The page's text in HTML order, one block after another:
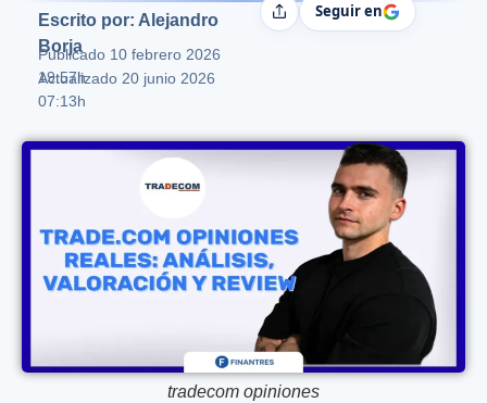
Escrito por: Alejandro
Borja
Publicado 10 febrero 2026
19:57h
Actualizado 20 junio 2026
07:13h
CompartirSeguir en
tradecom opiniones